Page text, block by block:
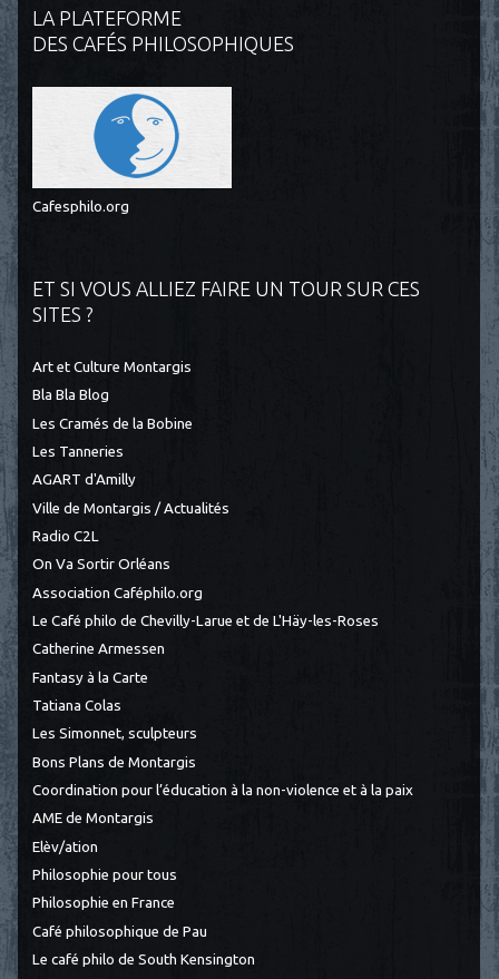
LA PLATEFORME
DES CAFÉS PHILOSOPHIQUES
Cafesphilo.org
ET SI VOUS ALLIEZ FAIRE UN TOUR SUR CES
SITES ?
Art et Culture Montargis
Bla Bla Blog
Les Cramés de la Bobine
Les Tanneries
AGART d'Amilly
Ville de Montargis / Actualités
Radio C2L
On Va Sortir Orléans
Association Caféphilo.org
Le Café philo de Chevilly-Larue et de L'Häy-les-Roses
Catherine Armessen
Fantasy à la Carte
Tatiana Colas
Les Simonnet, sculpteurs
Bons Plans de Montargis
Coordination pour l’éducation à la non-violence et à la paix
AME de Montargis
Elèv/ation
Philosophie pour tous
Philosophie en France
Café philosophique de Pau
Le café philo de South Kensington